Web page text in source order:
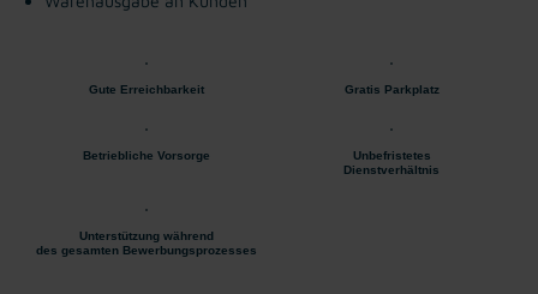
Gute Erreichbarkeit Gratis Parkplatz
Betriebliche Vorsorge
Unbefristetes
Dienstverhältnis
Unterstützung während
des gesamten Bewerbungsprozesses